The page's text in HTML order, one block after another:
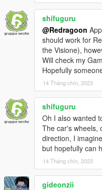
shifuguru
@Redragoon
should work for
the Visione),
Will check my
Hopefully
14 Tháng chín, 2023
shifuguru
Oh I also wanted
The car's wheels,
direction, I
but hopefully can
14 Tháng chín, 2023
gideonzii